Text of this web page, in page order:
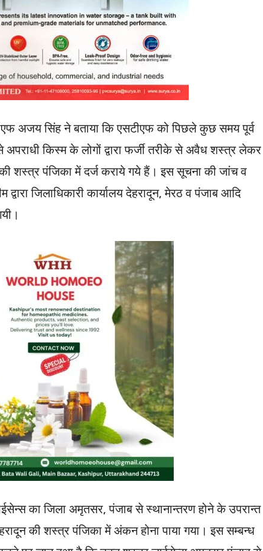
अजय सिंह ने बताया कि एसटीएफ को पिछले कुछ समय पूर्व
अपराधी किस्म के लोगों द्वारा फर्जी तरीके से अवैध शस्त्र लेकर
की शस्त्र पंजिका में दर्ज कराये गये हैं। इस सूचना की जांच व
द्वारा जिलाधिकारी कार्यालय देहरादून, मेरठ व पंजाब आदि
का जिला अमृतसर, पंजाब से स्थानान्तरण होने के उपरान्त
की शस्त्र पंजिका में अंकन होना पाया गया। इस सम्बन्ध